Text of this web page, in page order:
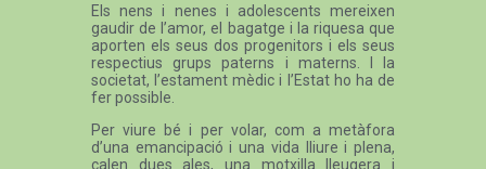
Els nens i nenes i adolescents mereixen
gaudir de l’amor, el bagatge i la riquesa que
aporten els seus dos progenitors i els seus
respectius grups paterns i materns. I la
societat, l’estament mèdic i l’Estat ho ha de
fer possible.
Per viure bé i per volar, com a metàfora
d’una emancipació i una vida lliure i plena,
calen dues ales, una motxilla lleugera i